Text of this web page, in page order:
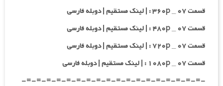
قسمت ۰۷ _ ۳۶۰p : | لینک مستقیم | دوبله فارسی
قسمت ۰۷ _ ۴۸۰p : | لینک مستقیم | دوبله فارسی
قسمت ۰۷ _ ۷۲۰p : | لینک مستقیم | دوبله فارسی
قسمت ۰۷ _ ۱۰۸۰p : | لینک مستقیم | دوبله فارسی
-=-=-=-=-=-=-=-=-=-=-=-=-=-=-=-=-=-=-